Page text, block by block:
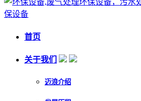
首页
关于我们
迈浪介绍